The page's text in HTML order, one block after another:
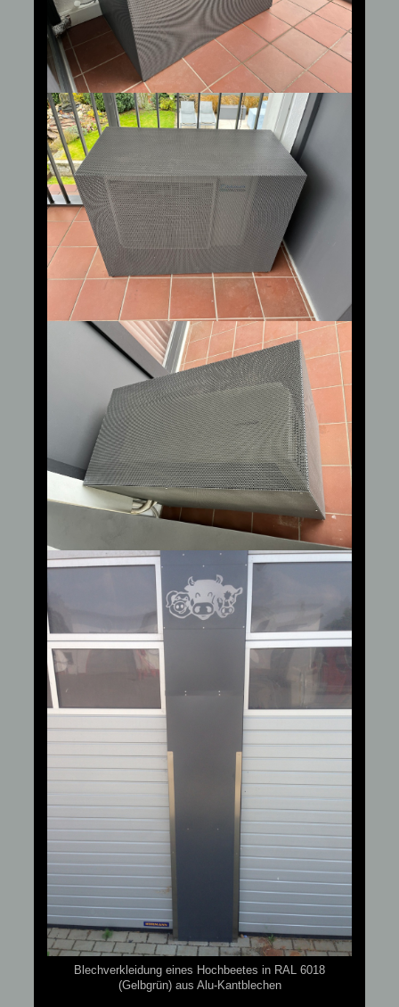
Blechverkleidung eines Hochbeetes in RAL 6018
(Gelbgrün) aus Alu-Kantblechen